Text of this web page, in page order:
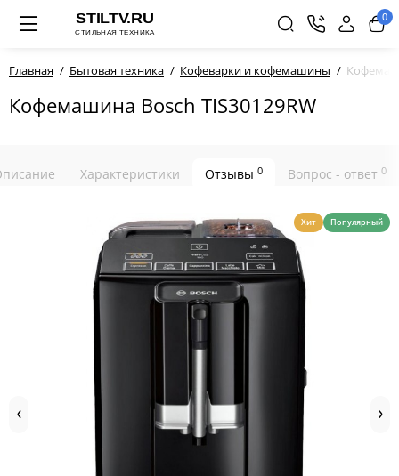
0
Главная Бытовая техника Кофеварки и кофемашины
Кофемашина Bosch TIS30129RW
Характеристики Отзывы 0 Вопрос - ответ 0
Хит Популярный